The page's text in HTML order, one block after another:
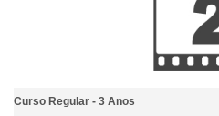
Curso Regular - 3 Anos